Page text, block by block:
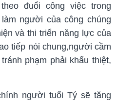
đuổi công việc trong
người của công chúng
và thi triển năng lực của
tiếp nói chung,người cầm
phạm phải khẩu thiệt,
người tuổi Tý sẽ tăng